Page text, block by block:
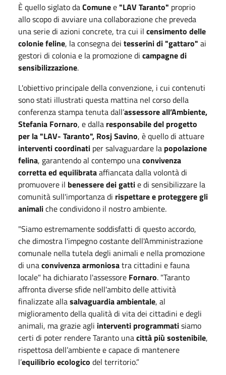
È quello siglato daComunee"LAV Taranto" proprio
allo scopo di avviare una collaborazione che preveda
una serie di azioni concrete, tra cui il censimento delle
colonie feline, la consegna dei tesserini di "gattaro" ai
gestori di colonia e la promozione di campagne di
sensibilizzazione.
L'obiettivo principale della convenzione, i cui contenuti
sono stati illustrati questa mattina nel corso della
conferenza stampa tenuta dall’assessore all’Ambiente,
Stefania Fornaro, e dalla responsabile del progetto
per la "LAV- Taranto", Rosj Savino, è quello di attuare
interventi coordinati per salvaguardare la popolazione
felina, garantendo al contempo unaconvivenza
corretta ed equilibrataaffiancata dalla volontà di
promuovere il benessere dei gattie di sensibilizzare la
comunità sull'importanza di rispettare e proteggere gli
animaliche condividono il nostro ambiente.
"Siamo estremamente soddisfatti di questo accordo,
che dimostra l'impegno costante dell'Amministrazione
comunale nella tutela degli animali e nella promozione
di unaconvivenza armoniosatra cittadini e fauna
locale" ha dichiarato l'assessore Fornaro. "Taranto
affronta diverse sfide nell'ambito delle attività
finalizzate allasalvaguardia ambientale, al
miglioramento della qualità di vita dei cittadini e degli
animali, ma grazie agli interventi programmatisiamo
certi di poter rendere Taranto unacittà più sostenibile,
rispettosa dell’ambiente e capace di mantenere
l’equilibrio ecologico del territorio.”